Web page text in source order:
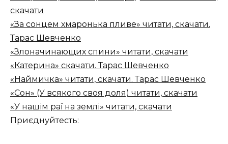
скачати
«За сонцем хмаронька пливе» читати, скачати.
Тарас Шевченко
«Злоначинающих спини» читати, скачати
«Катерина» скачати. Тарас Шевченко
«Наймичка» читати, скачати. Тарас Шевченко
«Сон» (У всякого своя доля) читати, скачати
«У нашім раї на землі» читати, скачати
Приєднуйтесть: